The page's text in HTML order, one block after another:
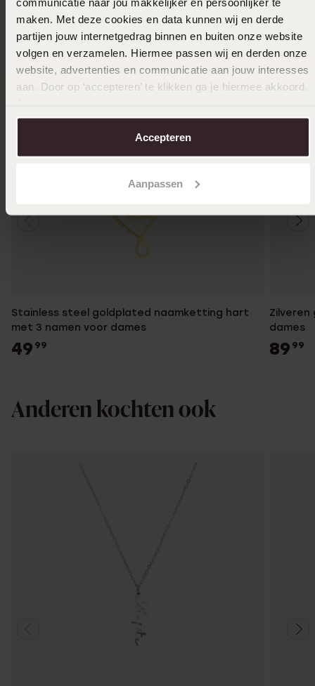
maken. Met deze cookies en data kunnen wij en derde
partijen jouw internetgedrag binnen en buiten onze website
volgen en verzamelen. Hiermee passen wij en derden onze
website, advertenties en communicatie aan jouw interesses
aan. Door op ‘accepteren’ te klikken ga je hiermee akkoord.
over in onscookiebeleid.
Accepteren
Aanpassen
Stainless steel goldplated naamketting hart
met 3 namen voor dames
49 99
dames
89 99
Anderen kochten ook